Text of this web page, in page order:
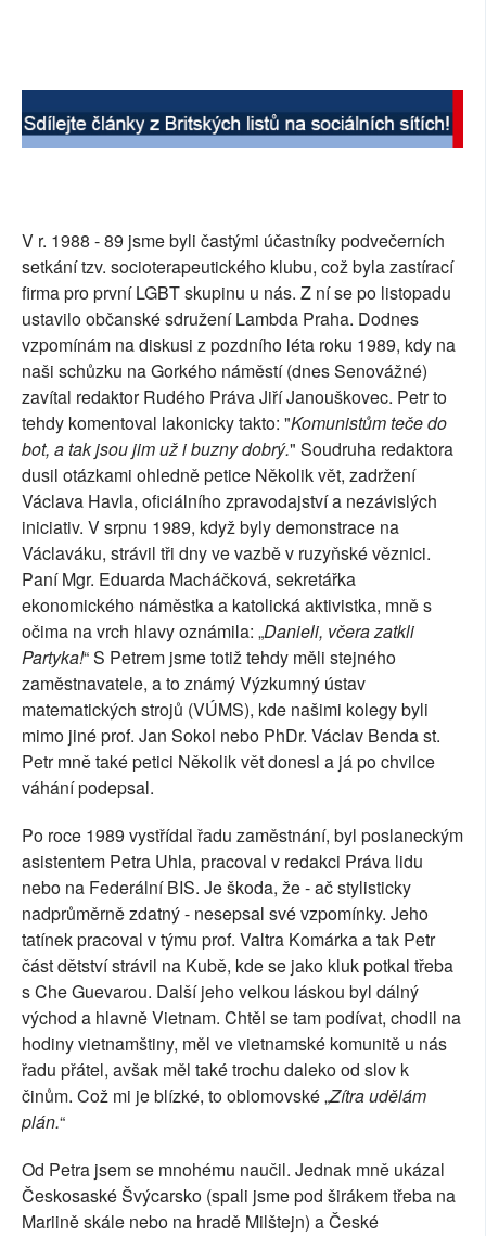
V r. 1988 - 89 jsme byli častými účastníky podvečerních
setkání tzv. socioterapeutického klubu, což byla zastírací
firma pro první LGBT skupinu u nás. Z ní se po listopadu
ustavilo občanské sdružení Lambda Praha. Dodnes
vzpomínám na diskusi z pozdního léta roku 1989, kdy na
naši schůzku na Gorkého náměstí (dnes Senovážné)
zavítal redaktor Rudého Práva Jiří Janouškovec. Petr to
tehdy komentoval lakonicky takto: "Komunistům teče do
bot, a tak jsou jim už i buzny dobrý." Soudruha redaktora
dusil otázkami ohledně petice Několik vět, zadržení
Václava Havla, oficiálního zpravodajství a nezávislých
iniciativ. V srpnu 1989, když byly demonstrace na
Václaváku, strávil tři dny ve vazbě v ruzyňské věznici.
Paní Mgr. Eduarda Macháčková, sekretářka
ekonomického náměstka a katolická aktivistka, mně s
očima na vrch hlavy oznámila: „Danieli, včera zatkli
Partyka!“ S Petrem jsme totiž tehdy měli stejného
zaměstnavatele, a to známý Výzkumný ústav
matematických strojů (VÚMS), kde našimi kolegy byli
mimo jiné prof. Jan Sokol nebo PhDr. Václav Benda st.
Petr mně také petici Několik vět donesl a já po chvilce
váhání podepsal.
Po roce 1989 vystřídal řadu zaměstnání, byl poslaneckým
asistentem Petra Uhla, pracoval v redakci Práva lidu
nebo na Federální BIS. Je škoda, že - ač stylisticky
nadprůměrně zdatný - nesepsal své vzpomínky. Jeho
tatínek pracoval v týmu prof. Valtra Komárka a tak Petr
část dětství strávil na Kubě, kde se jako kluk potkal třeba
s Che Guevarou. Další jeho velkou láskou byl dálný
východ a hlavně Vietnam. Chtěl se tam podívat, chodil na
hodiny vietnamštiny, měl ve vietnamské komunitě u nás
řadu přátel, avšak měl také trochu daleko od slov k
činům. Což mi je blízké, to oblomovské „Zítra udělám
plán.“
Od Petra jsem se mnohému naučil. Jednak mně ukázal
Českosaské Švýcarsko (spali jsme pod širákem třeba na
Mariině skále nebo na hradě Milštejn) a České